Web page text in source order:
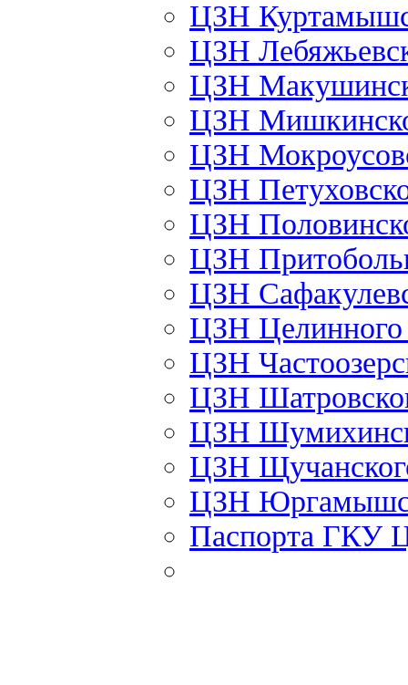
ЦЗН
ЦЗН
ЦЗН
ЦЗН
ЦЗН
ЦЗН
ЦЗН
ЦЗН
ЦЗН
ЦЗН
ЦЗН
ЦЗН
ЦЗН
ЦЗН
ЦЗН
Паспорта ГКУ